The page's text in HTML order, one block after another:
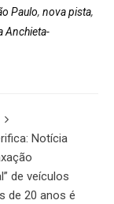
Paulo, nova pista,
Anchieta-
Notícia
de veículos
de 20 anos é